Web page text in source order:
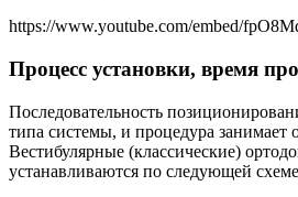
https://www.youtube.com/embed/
Процесс установки, время
Последовательность
типа системы, и процедура занимает
Вестибулярные (классические)
устанавливаются по следующей